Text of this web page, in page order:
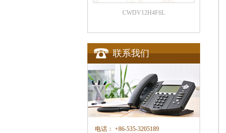
CWDV12H4F6L
联系我们
电话： +86-535-3205189